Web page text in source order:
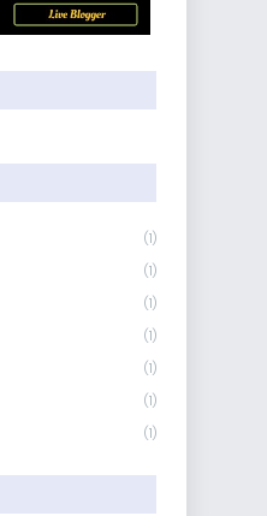
(1)
(1)
(1)
(1)
(1)
(1)
(1)